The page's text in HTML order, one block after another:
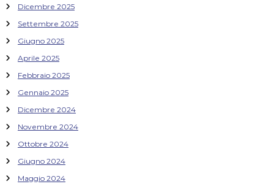
Dicembre 2025
Settembre 2025
Giugno 2025
Aprile 2025
Febbraio 2025
Gennaio 2025
Dicembre 2024
Novembre 2024
Ottobre 2024
Giugno 2024
Maggio 2024